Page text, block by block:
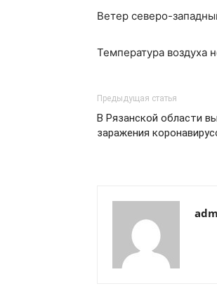
Ветер северо-
Температура воздуха
Предыдущая статья
В Рязанской области
заражения